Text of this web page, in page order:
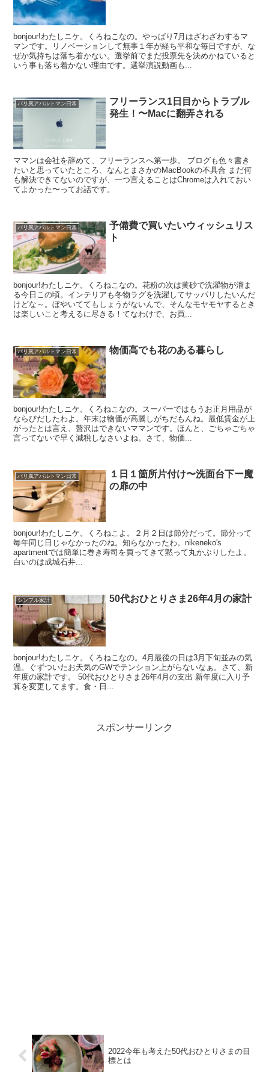
bonjour!わたしニケ。くろねこなの。やっぱり7月はざわざわするマ
マンです。リノベーションして無事１年が経ち平和な毎日ですが、な
ぜか気持ちは落ち着かない。選挙前でまだ投票先を決めかねていると
いう事も落ち着かない理由です。選挙演説動画も...
パリ風アパルトマン日常
フリーランス1日目からトラブル
発生！〜Macに翻弄される
ママンは会社を辞めて、フリーランスへ第一歩。 ブログも色々書き
たいと思っていたところ、なんとまさかのMacBookの不具合 まだ何
も解決できてないのですが、一つ言えることはChromeは入れておい
てよかった〜ってお話です。
パリ風アパルトマン日常
予備費で買いたいウィッシュリス
ト
bonjour!わたしニケ。くろねこなの。花粉の次は黄砂で洗濯物が溜ま
る今日この頃。インテリアも冬物ラグを洗濯してサッパリしたいんだ
けどな～。ぼやいててもしょうがないんで、そんなモヤモヤするとき
は楽しいこと考えるに尽きる！てなわけで、お買...
パリ風アパルトマン日常 物価高でも花のある暮らし
bonjour!わたしニケ。くろねこなの。スーパーではもうお正月用品が
ならびだしたわよ。年末は物価が高騰しがちだもんね。最低賃金が上
がったとは言え、贅沢はできないママンです。ほんと、ごちゃごちゃ
言ってないで早く減税しなさいよね。さて、物価...
パリ風アパルトマン日常
１日１箇所片付け〜洗面台下ー魔
の扉の中
bonjour!わたしニケ。くろねこよ。２月２日は節分だって。節分って
毎年同じ日じゃなかったのね。知らなかったわ。nikeneko's
apartmentでは簡単に巻き寿司を買ってきて黙って丸かぶりしたよ。
白いのは成城石井...
シンプル家計 50代おひとりさま26年4月の家計
bonjour!わたしニケ。くろねこなの。4月最後の日は3月下旬並みの気
温。ぐずついたお天気のGWでテンション上がらないなぁ。さて、新
年度の家計です。 50代おひとりさま26年4月の支出 新年度に入り予
算を変更してます。食・日...
スポンサーリンク
2022今年も考えた50代おひとりさまの目
標とは